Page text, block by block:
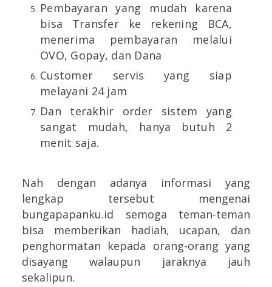
Pembayaran yang mudah karena
bisa Transfer ke rekening BCA,
menerima pembayaran melalui
OVO, Gopay, dan Dana
Customer servis yang siap
melayani 24 jam
Dan terakhir order sistem yang
sangat mudah, hanya butuh 2
menit saja.
Nah dengan adanya informasi yang
lengkap tersebut mengenai
bungapapanku.id semoga teman-teman
bisa memberikan hadiah, ucapan, dan
penghormatan kepada orang-orang yang
disayang walaupun jaraknya jauh
sekalipun.